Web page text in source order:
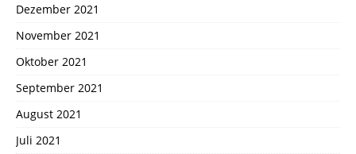
Dezember 2021
November 2021
Oktober 2021
September 2021
August 2021
Juli 2021